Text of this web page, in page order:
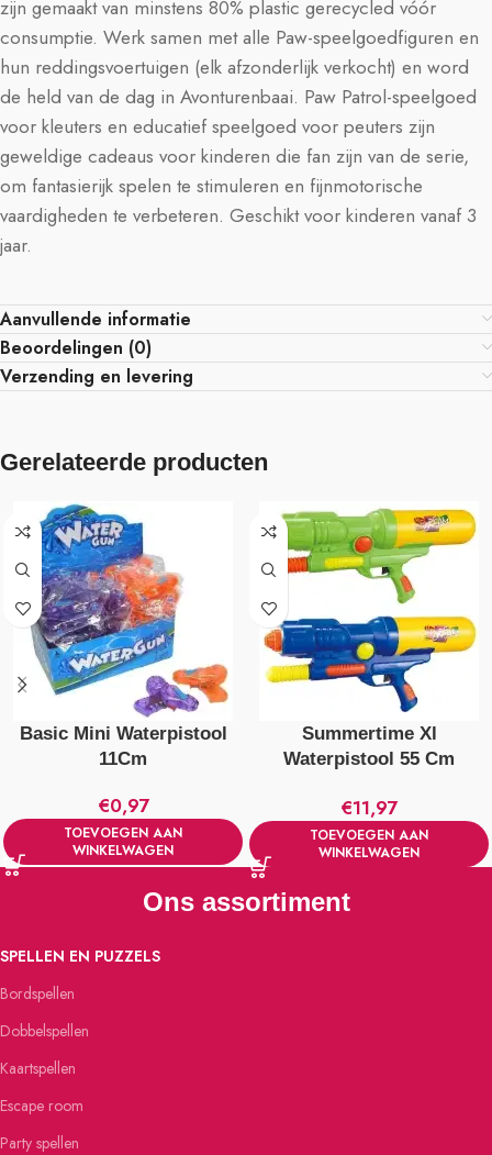
zijn gemaakt van minstens 80% plastic gerecycled vóór
consumptie. Werk samen met alle Paw-speelgoedfiguren en
hun reddingsvoertuigen (elk afzonderlijk verkocht) en word
de held van de dag in Avonturenbaai. Paw Patrol-speelgoed
voor kleuters en educatief speelgoed voor peuters zijn
geweldige cadeaus voor kinderen die fan zijn van de serie,
om fantasierijk spelen te stimuleren en fijnmotorische
vaardigheden te verbeteren. Geschikt voor kinderen vanaf 3
jaar.
Aanvullende informatie
Beoordelingen (0)
Verzending en levering
Gerelateerde producten
Basic Mini Waterpistool
11Cm
€0,97
TOEVOEGEN AAN
WINKELWAGEN
Summertime Xl
Waterpistool 55 Cm
€11,97
TOEVOEGEN AAN
WINKELWAGEN
Ons assortiment
SPELLEN EN PUZZELS
Bordspellen
Dobbelspellen
Kaartspellen
Escape room
Party spellen